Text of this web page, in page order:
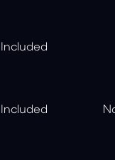
Included
Included